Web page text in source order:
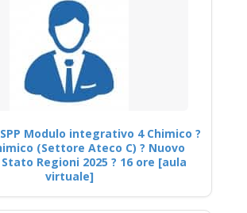
Modulo integrativo 4 Chimico ?
(Settore Ateco C) ? Nuovo
Regioni 2025 ? 16 ore [aula
virtuale]